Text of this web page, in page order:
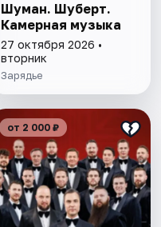
Шуман. Шуберт.
Камерная музыка
27 октября 2026 •
вторник
Зарядье
от 2 000 ₽